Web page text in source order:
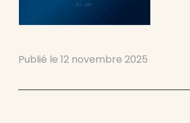
Publié le 12 novembre 2025